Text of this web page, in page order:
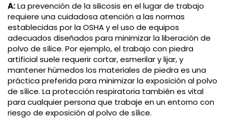
A:La prevención de la silicosis en el lugar de trabajo
requiere una cuidadosa atención a las normas
establecidas por la OSHA y el uso de equipos
adecuados diseñados para minimizar la liberación de
polvo de sílice. Por ejemplo, el trabajo con piedra
artificial suele requerir cortar, esmerilar y lijar, y
mantener húmedos los materiales de piedra es una
práctica preferida para minimizar la exposición al polvo
de sílice. La protección respiratoria también es vital
para cualquier persona que trabaje en un entorno con
riesgo de exposición al polvo de sílice.